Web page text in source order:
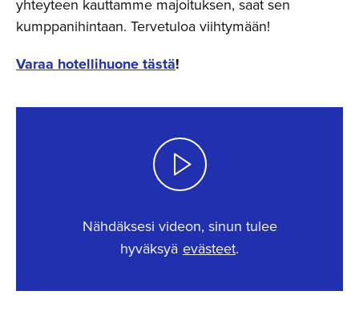
yhteyteen kauttamme majoituksen, saat sen
kumppanihintaan. Tervetuloa viihtymään!
Varaa hotellihuone tästä!
Nähdäksesi videon, sinun tulee
hyväksyä evästeet.